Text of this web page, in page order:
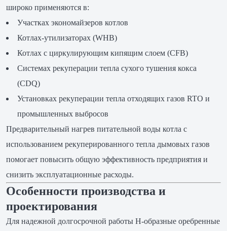
широко применяются в:
Участках экономайзеров котлов
Котлах-утилизаторах (WHB)
Котлах с циркулирующим кипящим слоем (CFB)
Системах рекуперации тепла сухого тушения кокса
(CDQ)
Установках рекуперации тепла отходящих газов RTO и
промышленных выбросов
Предварительный нагрев питательной воды котла с
использованием рекуперированного тепла дымовых газов
помогает повысить общую эффективность предприятия и
снизить эксплуатационные расходы.
Особенности производства и
проектирования
Для надежной долгосрочной работы H-образные оребренные